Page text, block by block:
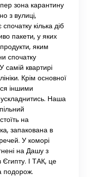
зона карантину
з вулиці,
кілька діб
пакети, у яких
яким
спочатку
самій квартирі
Крім основної
іншими
Наша
на
запакована в
У коморі
на Дашу з
І ТАК, це
подорож.